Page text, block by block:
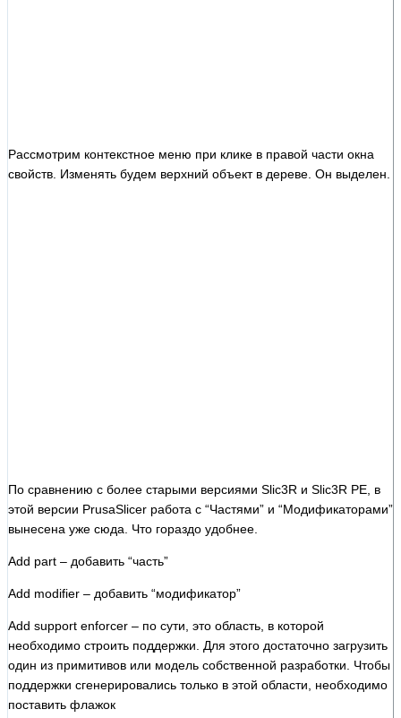
Рассмотрим контекстное меню при клике в правой части окна
свойств. Изменять будем верхний объект в дереве. Он выделен.
По сравнению с более старыми версиями Slic3R и Slic3R PE, в
этой версии PrusaSlicer работа с “Частями” и “Модификаторами”
вынесена уже сюда. Что гораздо удобнее.
Add part – добавить “часть”
Add modifier – добавить “модификатор”
Add support enforcer – по сути, это область, в которой
необходимо строить поддержки. Для этого достаточно загрузить
один из примитивов или модель собственной разработки. Чтобы
поддержки сгенерировались только в этой области, необходимо
поставить флажок